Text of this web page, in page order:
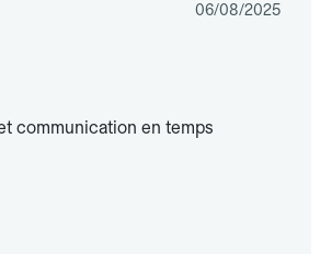
06/08/2025
communication en temps